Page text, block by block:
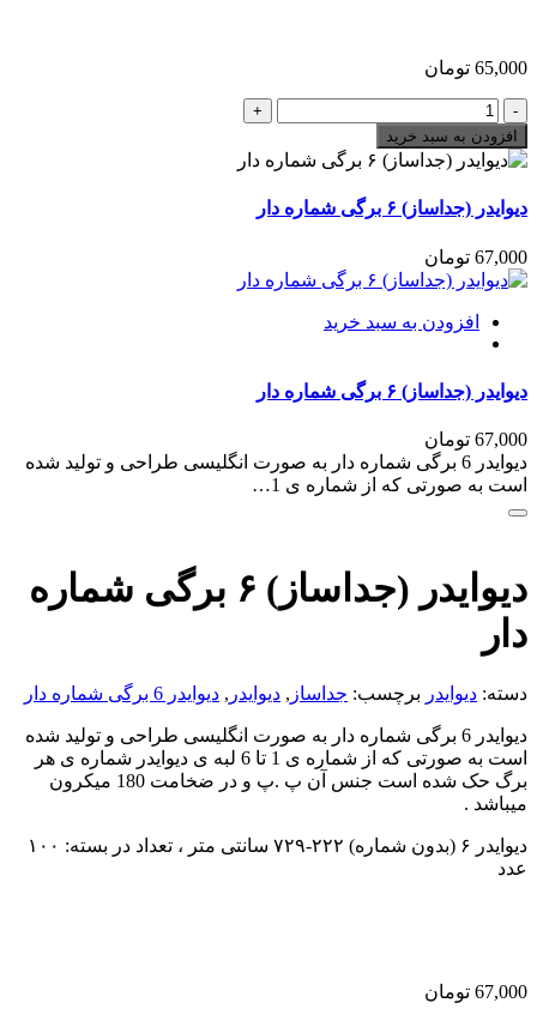
65,000 تومان
دیوایدر
(جداساز)
۶
برگی
تعداد
افزودن به سبد خرید
دیوایدر (جداساز) ۶ برگی شماره دار
67,000 تومان
افزودن به سبد خرید
دیوایدر (جداساز) ۶ برگی شماره دار
67,000 تومان
دیوایدر 6 برگی شماره دار به صورت انگلیسی طراحی و تولید شده
است به صورتی که از شماره ی 1…
دیوایدر (جداساز) ۶ برگی شماره
دار
دسته: دیوایدر برچسب: جداساز , دیوایدر , دیوایدر 6 برگی شماره دار
دیوایدر 6 برگی شماره دار به صورت انگلیسی طراحی و تولید شده
است به صورتی که از شماره ی 1 تا 6 لبه ی دیوایدر شماره ی هر
برگ حک شده است جنس آن پ .پ و در ضخامت 180 میکرون
میباشد .
دیوایدر ۶ (بدون شماره) ۲۲۲-۷۲۹ سانتی متر ، تعداد در بسته: ۱۰۰
عدد
67,000 تومان